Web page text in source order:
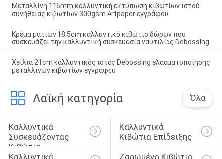
Μεταλλίνη 115mm καλλυντική εκτύπωση κιβωτίων ιστού
συνήθειας κιβωτίων 300gsm Artpaper εγγράφου
Κρέμα ματιών 18.5cm καλλυντικό κιβώτιο δώρων που
συσκευάζει την καλλυντική συσκευασία ναυτιλίας Debossing
Χείλια 21cm καλλυντικός ιστός Debossing ελασματοποίησης
μεταλλινών κιβωτίων εγγράφου
Λαϊκή κατηγορία Όλα
Καλλυντικά
Συσκευάζοντας
Κιβώτια
Καλλυντικά
Κιβώτια Επίδειξης
Καλλυντικά
Ζαρωμένο Κιβώτιο